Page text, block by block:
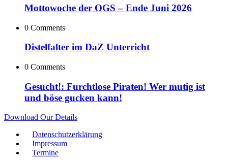
Mottowoche der OGS – Ende Juni 2026
0 Comments
Distelfalter im DaZ Unterricht
0 Comments
Gesucht!: Furchtlose Piraten! Wer mutig ist
und böse gucken kann!
Download Our Details
Datenschutzerklärung
Impressum
Termine